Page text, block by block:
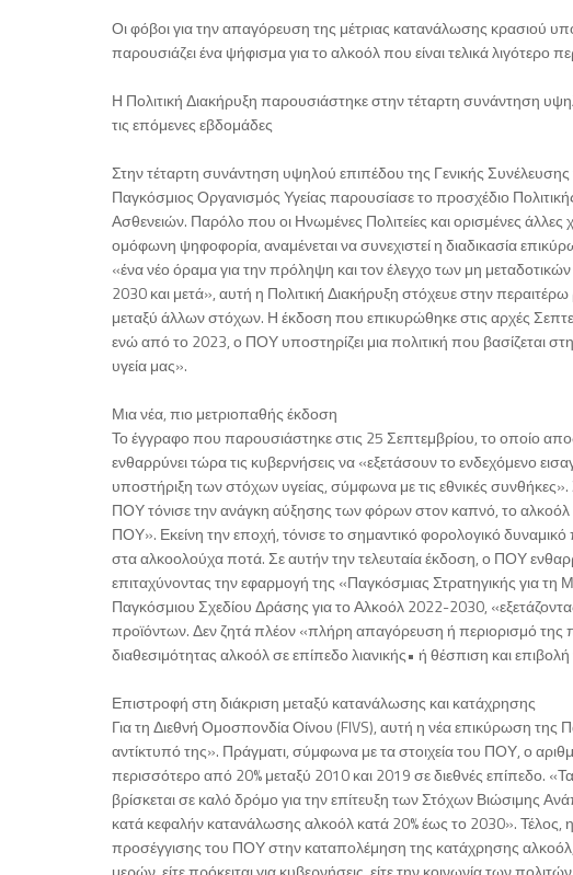
Οι φόβοι για την απαγόρευση της μέτριας κατανάλωσης
παρουσιάζει ένα ψήφισμα για το αλκοόλ που είναι τελικά λιγότερο
Η Πολιτική Διακήρυξη παρουσιάστηκε στην τέταρτη συνάντηση
τις επόμενες εβδομάδες
Στην τέταρτη συνάντηση υψηλού επιπέδου της Γενικής
Παγκόσμιος Οργανισμός Υγείας παρουσίασε το προσχέδιο
Ασθενειών. Παρόλο που οι Ηνωμένες Πολιτείες και ορισμένες
ομόφωνη ψηφοφορία, αναμένεται να συνεχιστεί η διαδικασία
«ένα νέο όραμα για την πρόληψη και τον έλεγχο των μη
2030 και μετά», αυτή η Πολιτική Διακήρυξη στόχευε στην
μεταξύ άλλων στόχων. Η έκδοση που επικυρώθηκε στις αρχές
ενώ από το 2023, ο ΠΟΥ υποστηρίζει μια πολιτική που βασίζεται
υγεία μας».
Μια νέα, πιο μετριοπαθής έκδοση
Το έγγραφο που παρουσιάστηκε στις 25 Σεπτεμβρίου, το οποίο
ενθαρρύνει τώρα τις κυβερνήσεις να «εξετάσουν το ενδεχόμενο
υποστήριξη των στόχων υγείας, σύμφωνα με τις εθνικές
ΠΟΥ τόνισε την ανάγκη αύξησης των φόρων στον καπνό, το
ΠΟΥ». Εκείνη την εποχή, τόνισε το σημαντικό φορολογικό
στα αλκοολούχα ποτά. Σε αυτήν την τελευταία έκδοση, ο ΠΟΥ
επιταχύνοντας την εφαρμογή της «Παγκόσμιας Στρατηγικής για
Παγκόσμιου Σχεδίου Δράσης για το Αλκοόλ 2022-2030,
προϊόντων. Δεν ζητά πλέον «πλήρη απαγόρευση ή περιορισμό
διαθεσιμότητας αλκοόλ σε επίπεδο λιανικής• ή θέσπιση και
Επιστροφή στη διάκριση μεταξύ κατανάλωσης και κατάχρησης
Για τη Διεθνή Ομοσπονδία Οίνου (FIVS), αυτή η νέα επικύρωση
αντίκτυπό της». Πράγματι, σύμφωνα με τα στοιχεία του ΠΟΥ, ο
περισσότερο από 20% μεταξύ 2010 και 2019 σε διεθνές επίπεδο.
βρίσκεται σε καλό δρόμο για την επίτευξη των Στόχων Βιώσιμης
κατά κεφαλήν κατανάλωσης αλκοόλ κατά 20% έως το 2030». Τέλος, η
προσέγγισης του ΠΟΥ στην καταπολέμηση της κατάχρησης